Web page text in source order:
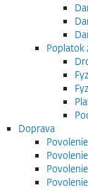
Poplatok
Doprava